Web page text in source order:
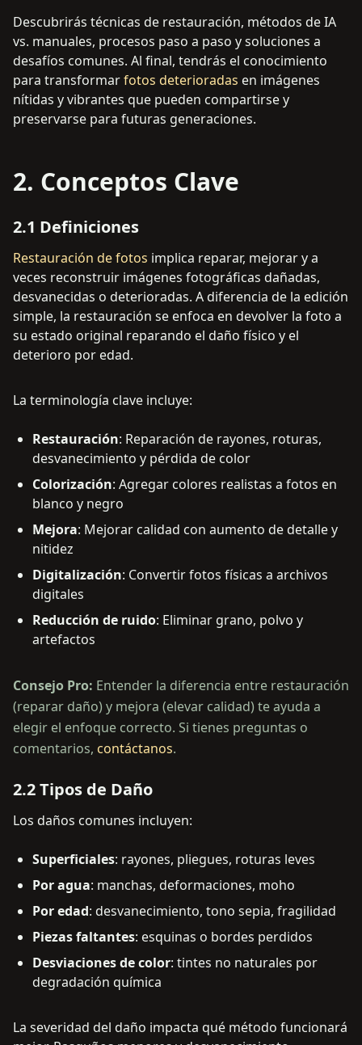
Descubrirás técnicas de restauración, métodos de IA
vs. manuales, procesos paso a paso y soluciones a
desafíos comunes. Al final, tendrás el conocimiento
para transformarfotos deterioradas en imágenes
nítidas y vibrantes que pueden compartirse y
preservarse para futuras generaciones.
2. Conceptos Clave
2.1 Definiciones
Restauración de fotos implica reparar, mejorar y a
veces reconstruir imágenes fotográficas dañadas,
desvanecidas o deterioradas. A diferencia de la edición
simple, la restauración se enfoca en devolver la foto a
su estado original reparando el daño físico y el
deterioro por edad.
La terminología clave incluye:
Restauración: Reparación de rayones, roturas,
desvanecimiento y pérdida de color
Colorización: Agregar colores realistas a fotos en
blanco y negro
Mejora: Mejorar calidad con aumento de detalle y
nitidez
Digitalización: Convertir fotos físicas a archivos
digitales
Reducción de ruido: Eliminar grano, polvo y
artefactos
Consejo Pro: Entender la diferencia entre restauración
(reparar daño) y mejora (elevar calidad) te ayuda a
elegir el enfoque correcto. Si tienes preguntas o
comentarios, contáctanos.
2.2 Tipos de Daño
Los daños comunes incluyen:
Superficiales: rayones, pliegues, roturas leves
Por agua: manchas, deformaciones, moho
Por edad: desvanecimiento, tono sepia, fragilidad
Piezas faltantes: esquinas o bordes perdidos
Desviaciones de color: tintes no naturales por
degradación química
La severidad del daño impacta qué método funcionará